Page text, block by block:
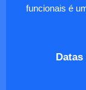
funcionais é